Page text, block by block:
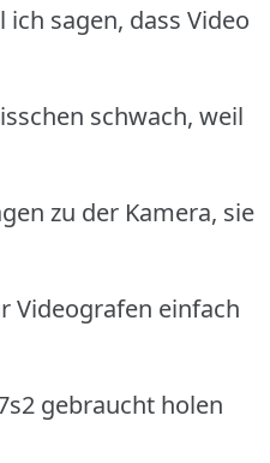
sagen, dass Video
schwach, weil
zu der Kamera, sie
Videografen einfach
gebraucht holen